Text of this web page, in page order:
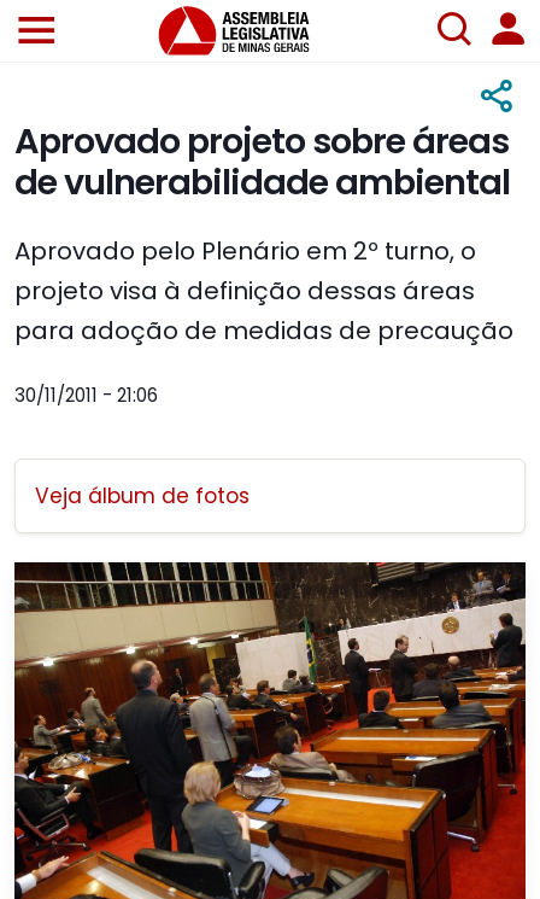
Aprovado projeto sobre áreas
de vulnerabilidade ambiental
Aprovado pelo Plenário em 2º turno, o
projeto visa à definição dessas áreas
para adoção de medidas de precaução
30/11/2011 - 21:06
Veja álbum de fotos